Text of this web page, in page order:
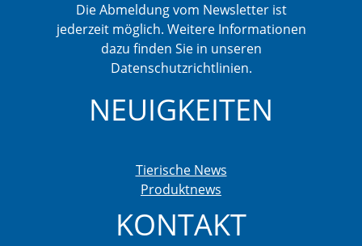
Die Abmeldung vom Newsletter ist
jederzeit möglich. Weitere Informationen
dazu finden Sie in unseren
Datenschutzrichtlinien.
NEUIGKEITEN
Tierische News
Produktnews
KONTAKT